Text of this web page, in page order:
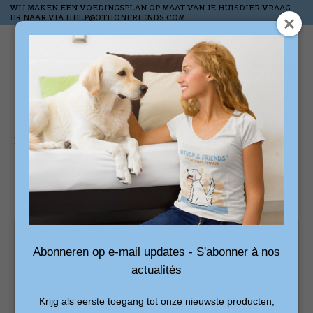
WIJ MAKEN EEN VOEDINGSPLAN OP MAAT VAN JE HUISDIER,VRAAG
ER NAAR VIA HELP@OTHONFRIENDS.COM
Verlanglijst
Home / Catalogus
Catalogus
Abonneren op e-mail updates - S'abonner à nos
actualités
Krijg als eerste toegang tot onze nieuwste producten,